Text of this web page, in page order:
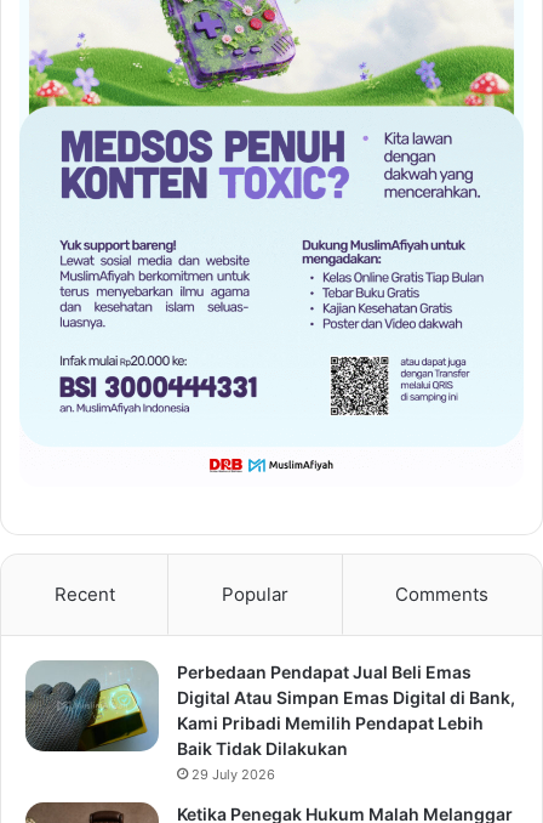
Recent Popular Comments
Perbedaan Pendapat Jual Beli Emas
Digital Atau Simpan Emas Digital di Bank,
Kami Pribadi Memilih Pendapat Lebih
Baik Tidak Dilakukan
29 July 2026
Ketika Penegak Hukum Malah Melanggar